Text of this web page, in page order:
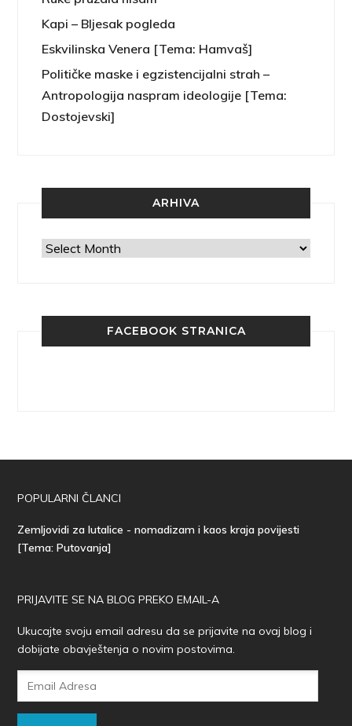
Kapi – Bljesak pogleda
Eskvilinska Venera [Tema: Hamvaš]
Političke maske i egzistencijalni strah –
Antropologija naspram ideologije [Tema:
Dostojevski]
ARHIVA
Arhiva
FACEBOOK STRANICA
POPULARNI ČLANCI
Zemljovidi za lutalice - nomadizam i kaos kraja povijesti
[Tema: Putovanja]
PRIJAVITE SE NA BLOG PREKO EMAIL-A
Ukucajte svoju email adresu da se prijavite na ovaj blog i
dobijate obavještenja o novim postovima.